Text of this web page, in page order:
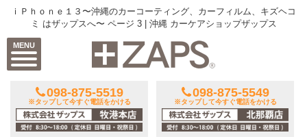
MENU
ｉＰｈｏｎｅ１３〜沖縄のカーコーティング、カーフィルム、キズヘコ
ミ はザップスへ〜 ページ 3 | 沖縄 カーケアショップザップス
098-875-5519
※タップして今すぐ電話をかける
098-875-5549
※タップして今すぐ電話をかける